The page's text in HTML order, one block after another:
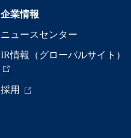
企業情報
ニュースセンター
IR情報（グローバルサイト）
採用